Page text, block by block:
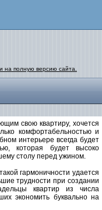
на полную версию сайта.
свою квартиру, хочется
комфортабельностью и
интерьере всегда будет
которая будет высоко
столу перед ужином.
гармоничности удается
трудности при создании
квартир из числа
экономить буквально на